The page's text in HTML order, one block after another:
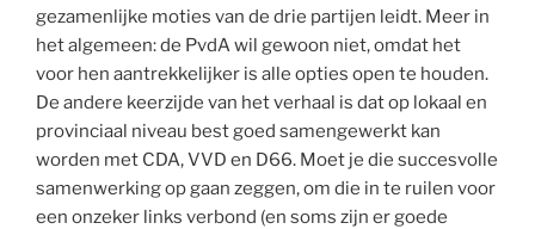
gezamenlijke moties van de drie partijen leidt. Meer in
het algemeen: de PvdA wil gewoon niet, omdat het
voor hen aantrekkelijker is alle opties open te houden.
De andere keerzijde van het verhaal is dat op lokaal en
provinciaal niveau best goed samengewerkt kan
worden met CDA, VVD en D66. Moet je die succesvolle
samenwerking op gaan zeggen, om die in te ruilen voor
een onzeker links verbond (en soms zijn er goede